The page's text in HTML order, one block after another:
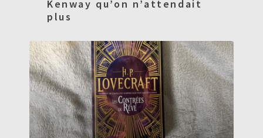
Kenway qu’on n’attendait
plus